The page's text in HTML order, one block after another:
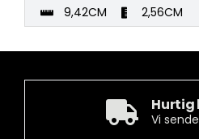
9,42CM 2,56CM
Hurtig
Vi